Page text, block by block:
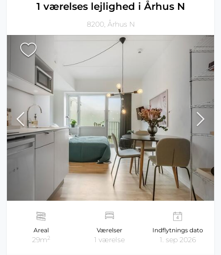
1 værelses lejlighed i Århus N
8200, Århus N
Areal
29m2
Værelser
1 værelse
Indflytnings dato
1. sep 2026